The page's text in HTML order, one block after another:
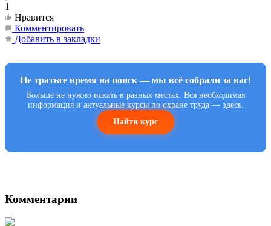
1
Нравится
Комментировать
Добавить в закладки
Не тратьте время на поиск — мы всё собрали за вас!
Больше не нужно искать в разных местах. Вся необходимая
информация и актуальные курсы по охране труда — здесь.
Найти курс
Комментарии